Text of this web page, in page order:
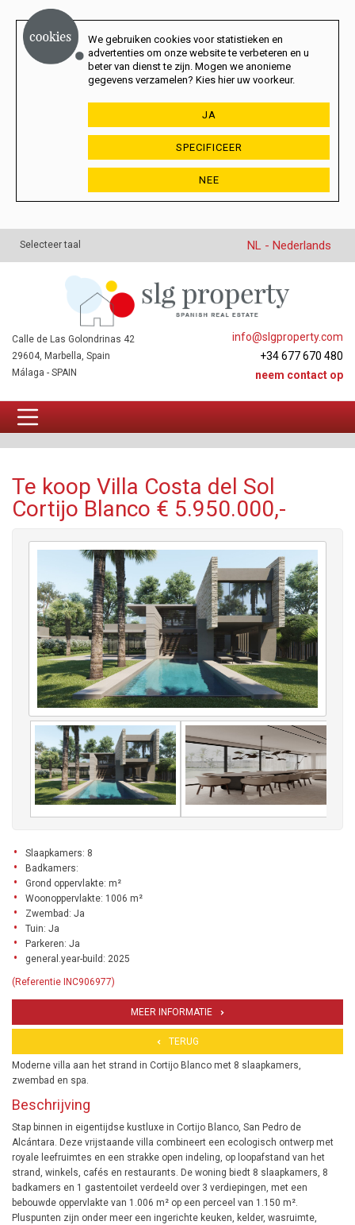
We gebruiken cookies voor statistieken en
advertenties om onze website te verbeteren en u
beter van dienst te zijn. Mogen we anonieme
gegevens verzamelen? Kies hier uw voorkeur.
JA
SPECIFICEER
NEE
Selecteer taal NL - Nederlands
info@slgproperty.com
+34 677 670 480
neem contact op
Calle de Las Golondrinas 42
29604, Marbella, Spain
Málaga - SPAIN
Te koop Villa Costa del Sol
Cortijo Blanco € 5.950.000,-
Slaapkamers: 8
Badkamers:
Grond oppervlakte: m²
Woonoppervlakte: 1006 m²
Zwembad: Ja
Tuin: Ja
Parkeren: Ja
general.year-build: 2025
(Referentie INC906977)
MEER INFORMATIE
TERUG
Moderne villa aan het strand in Cortijo Blanco met 8 slaapkamers,
zwembad en spa.
Beschrijving
Stap binnen in eigentijdse kustluxe in Cortijo Blanco, San Pedro de
Alcántara. Deze vrijstaande villa combineert een ecologisch ontwerp met
royale leefruimtes en een strakke open indeling, op loopafstand van het
strand, winkels, cafés en restaurants. De woning biedt 8 slaapkamers, 8
badkamers en 1 gastentoilet verdeeld over 3 verdiepingen, met een
bebouwde oppervlakte van 1.006 m² op een perceel van 1.150 m².
Pluspunten zijn onder meer een ingerichte keuken, kelder, wasruimte,